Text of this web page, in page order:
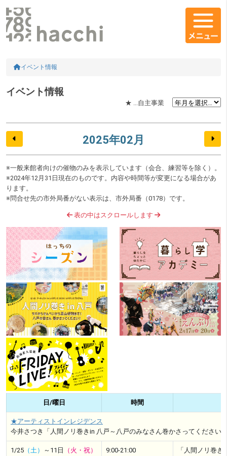
コンテンツエリア
HOME
イベント情報
イベント情報
★ ...自主事業
2025年02月
※一般来館者向けの催物のみを表示しています（会合、練習等を除く）。
※2024年12月31日現在のものです。内容や時間等が変更になる場合があ
ります。
※問合せ先の市外局番がない表示は、市外局番（0178）です。
表の中はスクロールします
日/曜日 時間
★アーティストインレジデンス
今井さつき「人間ノリ巻きin 八戸～八戸のみなさん巻かさってください
1/25 （土） ～11日 （火・祝） 9:00-21:00
「人間ノリ巻